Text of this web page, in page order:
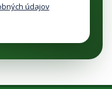
údajov